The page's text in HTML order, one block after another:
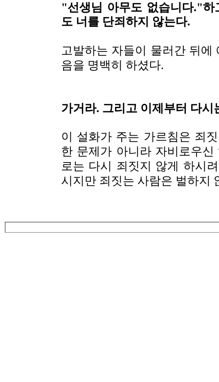
"선생님 아무도 없습니다."
도 너를 단죄하지 않는다.
고발하는 자들이 물러간 뒤
음을 명백히 하셨다.
가거라. 그리고 이제부터 다시
이 설화가 주는 가르침은 죄
한 문제가 아니라 자비로우
로는 다시 죄짓지 않게 하시
시지만 죄짓는 사람은 벌하지